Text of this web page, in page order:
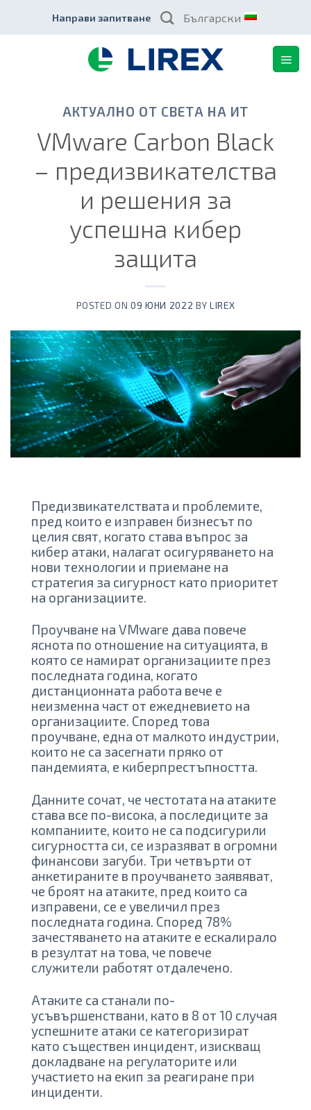
content
Направи запитване Български
АКТУАЛНО ОТ СВЕТА НА ИТ
VMware Carbon Black
– предизвикателства
и решения за
успешна кибер
защита
POSTED ON09 ЮНИ 2022 BYLIREX
Предизвикателствата и проблемите,
пред които е изправен бизнесът по
целия свят, когато става въпрос за
кибер атаки, налагат осигуряването на
нови технологии и приемане на
стратегия за сигурност като приоритет
на организациите.
Проучване на VMware дава повече
яснота по отношение на ситуацията, в
която се намират организациите през
последната година, когато
дистанционната работа вече е
неизменна част от ежедневието на
организациите. Според това
проучване, една от малкото индустрии,
които не са засегнати пряко от
пандемията, е киберпрестъпността.
Данните сочат, че честотата на атаките
става все по-висока, а последиците за
компаниите, които не са подсигурили
сигурността си, се изразяват в огромни
финансови загуби. Три четвърти от
анкетираните в проучването заявяват,
че броят на атаките, пред които са
изправени, сe е увеличил през
последната година. Според 78%
зачестяването на атаките е ескалирало
в резултат на това, че повече
служители работят отдалечено.
Атаките са станали по-
усъвършенствани, като в 8 от 10 случая
успешните атаки се категоризират
като съществен инцидент, изискващ
докладване на регулаторите или
участието на екип за реагиране при
инциденти.